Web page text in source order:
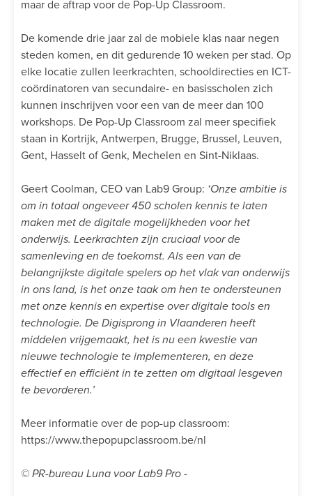
maar de aftrap voor de Pop-Up Classroom.
De komende drie jaar zal de mobiele klas naar negen
steden komen, en dit gedurende 10 weken per stad. Op
elke locatie zullen leerkrachten, schooldirecties en ICT-
coördinatoren van secundaire- en basisscholen zich
kunnen inschrijven voor een van de meer dan 100
workshops. De Pop-Up Classroom zal meer specifiek
staan in Kortrijk, Antwerpen, Brugge, Brussel, Leuven,
Gent, Hasselt of Genk, Mechelen en Sint-Niklaas.
Geert Coolman, CEO van Lab9 Group: ‘Onze ambitie is
om in totaal ongeveer 450 scholen kennis te laten
maken met de digitale mogelijkheden voor het
onderwijs. Leerkrachten zijn cruciaal voor de
samenleving en de toekomst. Als een van de
belangrijkste digitale spelers op het vlak van onderwijs
in ons land, is het onze taak om hen te ondersteunen
met onze kennis en expertise over digitale tools en
technologie. De Digisprong in Vlaanderen heeft
middelen vrijgemaakt, het is nu een kwestie van
nieuwe technologie te implementeren, en deze
effectief en efficiënt in te zetten om digitaal lesgeven
te bevorderen.’
Meer informatie over de pop-up classroom:
https://www.thepopupclassroom.be/nl
© PR-bureau Luna voor Lab9 Pro -